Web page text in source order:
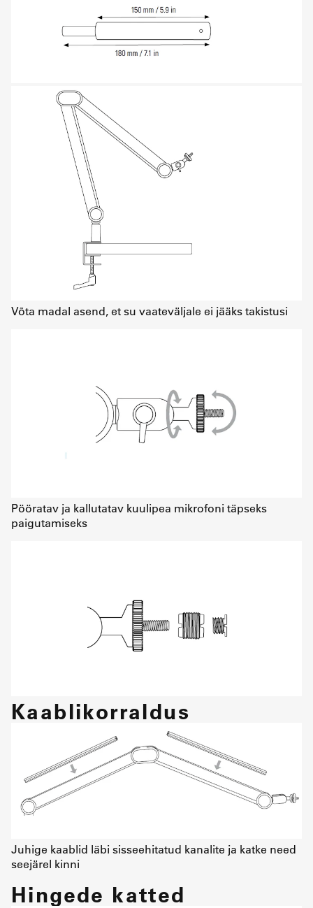
Võta madal asend, et su vaateväljale ei jääks takistusi
Pööratav ja kallutatav kuulipea mikrofoni täpseks
paigutamiseks
Kaablikorraldus
Juhige kaablid läbi sisseehitatud kanalite ja katke need
seejärel kinni
Hingede katted